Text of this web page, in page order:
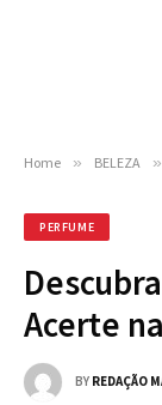
Home » BELEZA »
PERFUME
Acerte
BY REDAÇÃO